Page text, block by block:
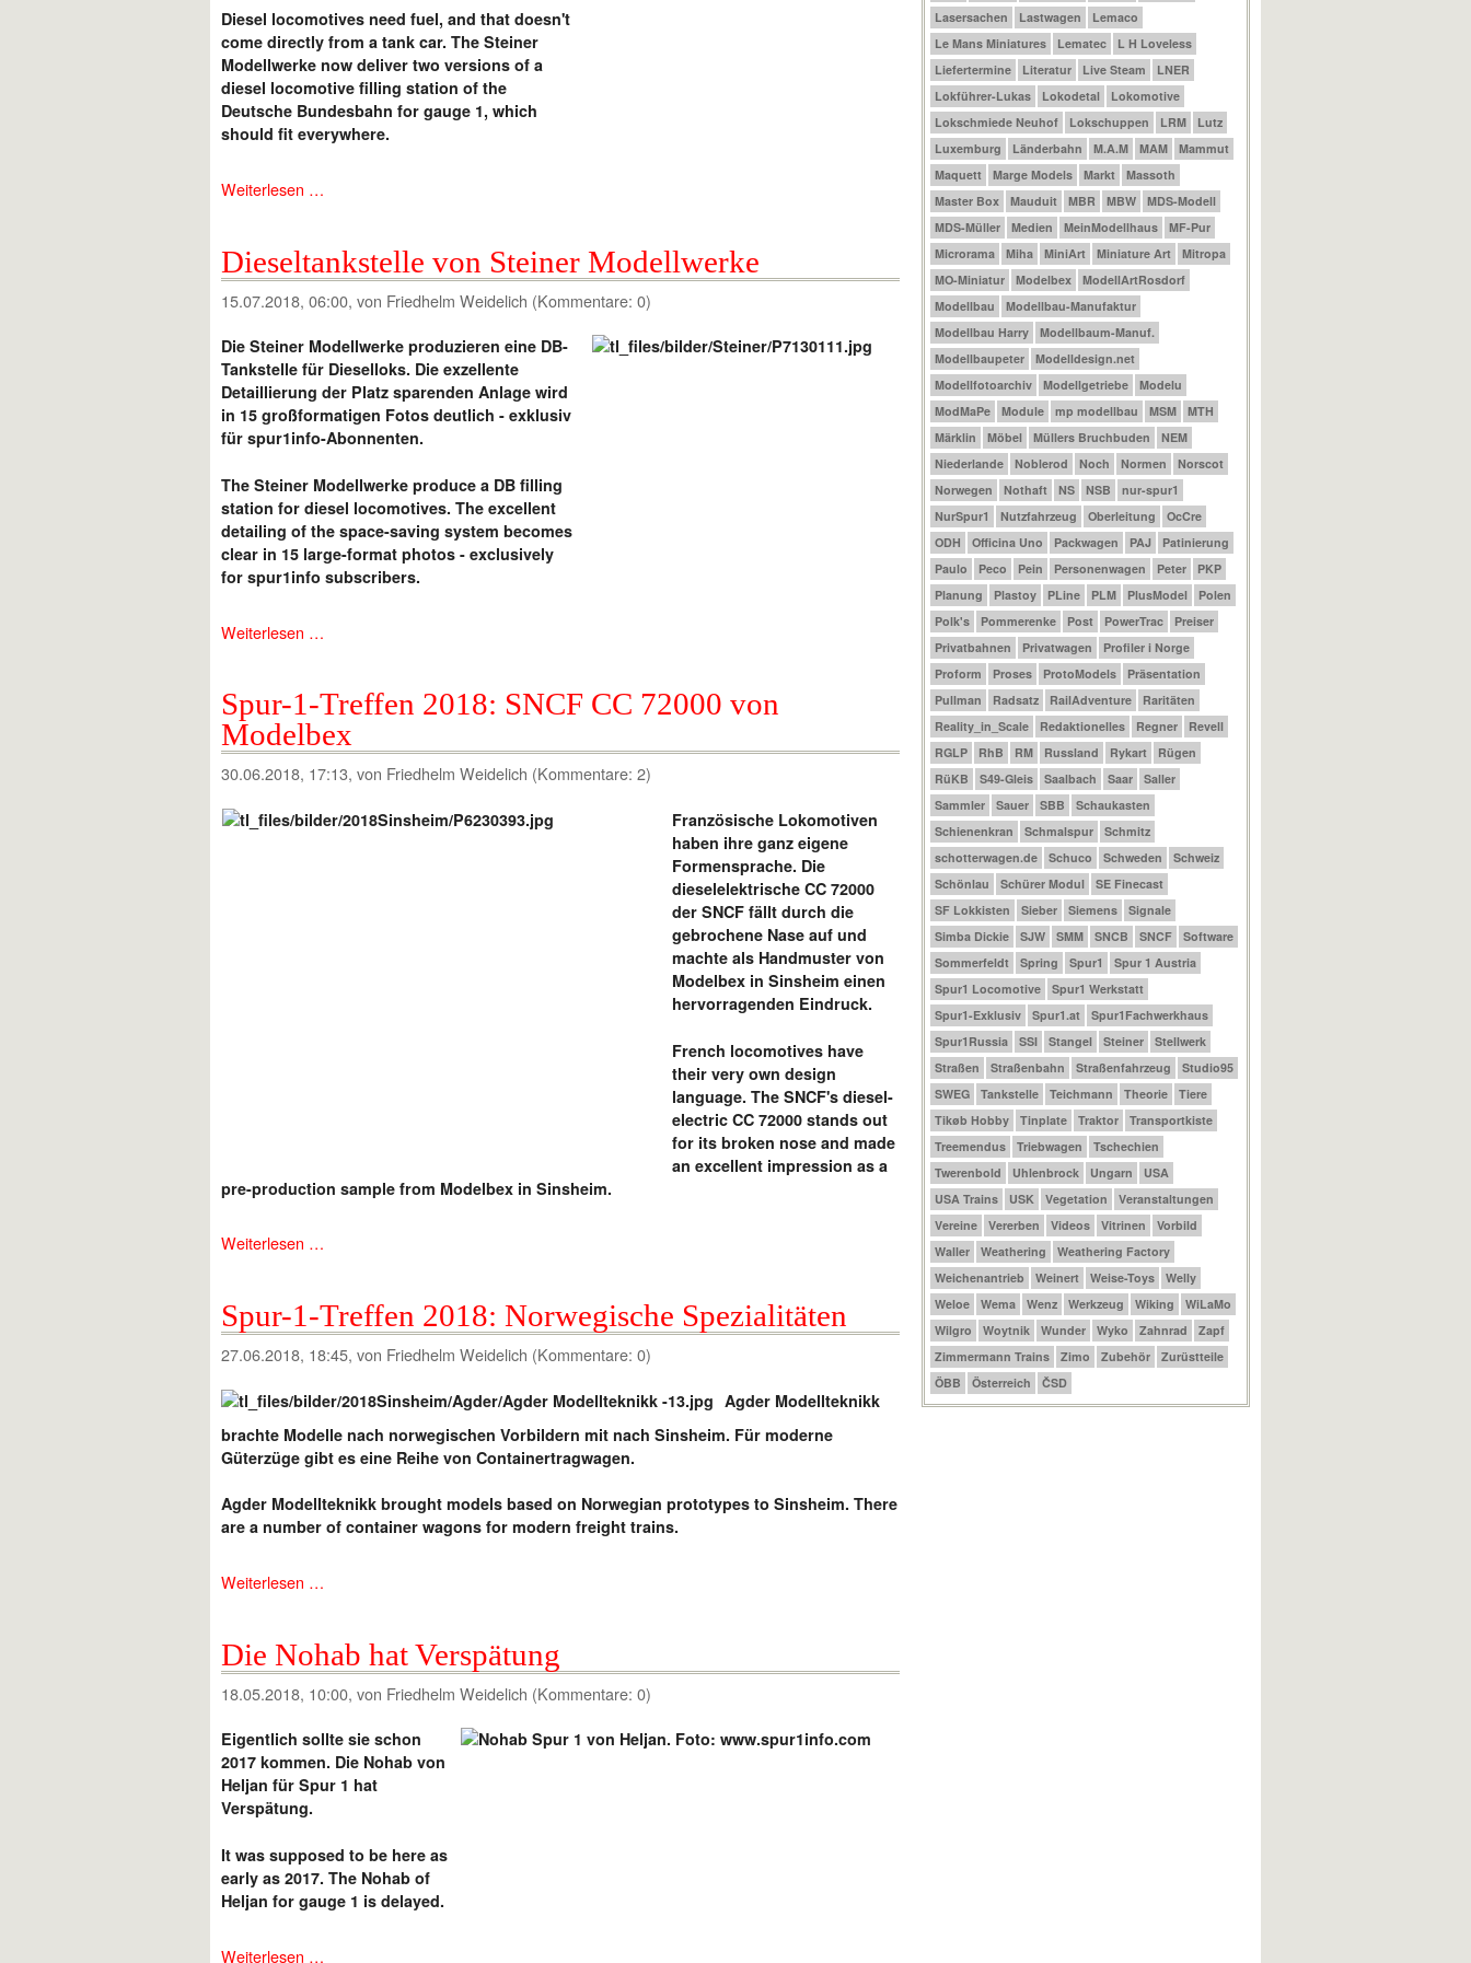
Diesel locomotives need fuel, and that doesn't
come directly from a tank car. The Steiner
Modellwerke now deliver two versions of a
diesel locomotive filling station of the
Deutsche Bundesbahn for gauge 1, which
should fit everywhere.
Weiterlesen …
Dieseltankstelle von Steiner Modellwerke
15.07.2018, 06:00, von Friedhelm Weidelich (Kommentare: 0)
Die Steiner Modellwerke produzieren eine DB-
Tankstelle für Dieselloks. Die exzellente
Detaillierung der Platz sparenden Anlage wird
in 15 großformatigen Fotos deutlich - exklusiv
für spur1info-Abonnenten.
The Steiner Modellwerke produce a DB filling
station for diesel locomotives. The excellent
detailing of the space-saving system becomes
clear in 15 large-format photos - exclusively
for spur1info subscribers.
Weiterlesen …
Spur-1-Treffen 2018: SNCF CC 72000 von
Modelbex
30.06.2018, 17:13, von Friedhelm Weidelich (Kommentare: 2)
Französische Lokomotiven
haben ihre ganz eigene
Formensprache. Die
dieselelektrische CC 72000
der SNCF fällt durch die
gebrochene Nase auf und
machte als Handmuster von
Modelbex in Sinsheim einen
hervorragenden Eindruck.
French locomotives have
their very own design
language. The SNCF's diesel-
electric CC 72000 stands out
for its broken nose and made
an excellent impression as a
pre-production sample from Modelbex in Sinsheim.
Weiterlesen …
Spur-1-Treffen 2018: Norwegische Spezialitäten
27.06.2018, 18:45, von Friedhelm Weidelich (Kommentare: 0)
Agder Modellteknikk
brachte Modelle nach norwegischen Vorbildern mit nach Sinsheim. Für moderne
Güterzüge gibt es eine Reihe von Containertragwagen.
Agder Modellteknikk brought models based on Norwegian prototypes to Sinsheim. There
are a number of container wagons for modern freight trains.
Weiterlesen …
Die Nohab hat Verspätung
18.05.2018, 10:00, von Friedhelm Weidelich (Kommentare: 0)
Eigentlich sollte sie schon
2017 kommen. Die Nohab von
Heljan für Spur 1 hat
Verspätung.
It was supposed to be here as
early as 2017. The Nohab of
Heljan for gauge 1 is delayed.
Weiterlesen …
Lasersachen
Lastwagen
Lemaco
Le Mans Miniatures
Lematec
L H Loveless
Liefertermine
Literatur Live Steam
LNER
Lokführer-Lukas
Lokodetal
Lokomotive
Lokschmiede Neuhof
Lokschuppen LRM
Lutz
Luxemburg
Länderbahn M.A.M MAM
Mammut
Maquett
Marge Models Markt
Massoth
Master Box
Mauduit MBR MBW
MDS-Modell
MDS-Müller
Medien MeinModellhaus
MF-Pur
Microrama
Miha MiniArt Miniature Art
Mitropa
MO-Miniatur
Modelbex
ModellArtRosdorf
Modellbau
Modellbau-Manufaktur
Modellbau Harry
Modellbaum-Manuf.
Modellbaupeter
Modelldesign.net
Modellfotoarchiv
Modellgetriebe
Modelu
ModMaPe
Module mp modellbau MSM
MTH
Märklin
Möbel Müllers Bruchbuden
NEM
Niederlande
Noblerod Noch Normen
Norscot
Norwegen
Nothaft NS NSB
nur-spur1
NurSpur1
Nutzfahrzeug Oberleitung
OcCre
ODH
Officina Uno Packwagen PAJ
Patinierung
Paulo
Peco Pein Personenwagen Peter
PKP
Planung
Plastoy PLine PLM PlusModel
Polen
Polk's
Pommerenke Post PowerTrac
Preiser
Privatbahnen
Privatwagen
Profiler i Norge
Proform
Proses ProtoModels
Präsentation
Pullman
Radsatz RailAdventure
Raritäten
Reality_in_Scale
Redaktionelles Regner
Revell
RGLP
RhB RM Russland Rykart
Rügen
RüKB
S49-Gleis Saalbach Saar
Saller
Sammler
Sauer SBB
Schaukasten
Schienenkran
Schmalspur
Schmitz
schotterwagen.de
Schuco Schweden
Schweiz
Schönlau
Schürer Modul
SE Finecast
SF Lokkisten
Sieber Siemens
Signale
Simba Dickie
SJW SMM SNCB SNCF
Software
Sommerfeldt
Spring Spur1
Spur 1 Austria
Spur1 Locomotive
Spur1 Werkstatt
Spur1-Exklusiv
Spur1.at
Spur1Fachwerkhaus
Spur1Russia
SSI Stangel Steiner
Stellwerk
Straßen
Straßenbahn Straßenfahrzeug
Studio95
SWEG
Tankstelle Teichmann Theorie
Tiere
Tikøb Hobby
Tinplate Traktor
Transportkiste
Treemendus
Triebwagen
Tschechien
Twerenbold
Uhlenbrock Ungarn
USA
USA Trains
USK Vegetation
Veranstaltungen
Vereine
Vererben Videos Vitrinen
Vorbild
Waller
Weathering
Weathering Factory
Weichenantrieb
Weinert Weise-Toys
Welly
Weloe
Wema Wenz Werkzeug Wiking
WiLaMo
Wilgro
Woytnik Wunder Wyko Zahnrad
Zapf
Zimmermann Trains
Zimo Zubehör
Zurüstteile
ÖBB
Österreich ČSD